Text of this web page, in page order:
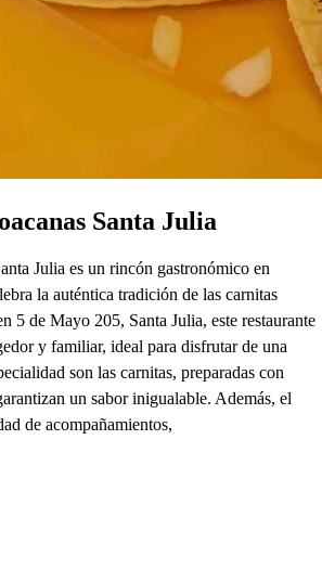
Santa Julia
Julia es un rincón gastronómico en
la auténtica tradición de las carnitas
5 de Mayo 205, Santa Julia, este restaurante
y familiar, ideal para disfrutar de una
son las carnitas, preparadas con
un sabor inigualable. Además, el
de acompañamientos,